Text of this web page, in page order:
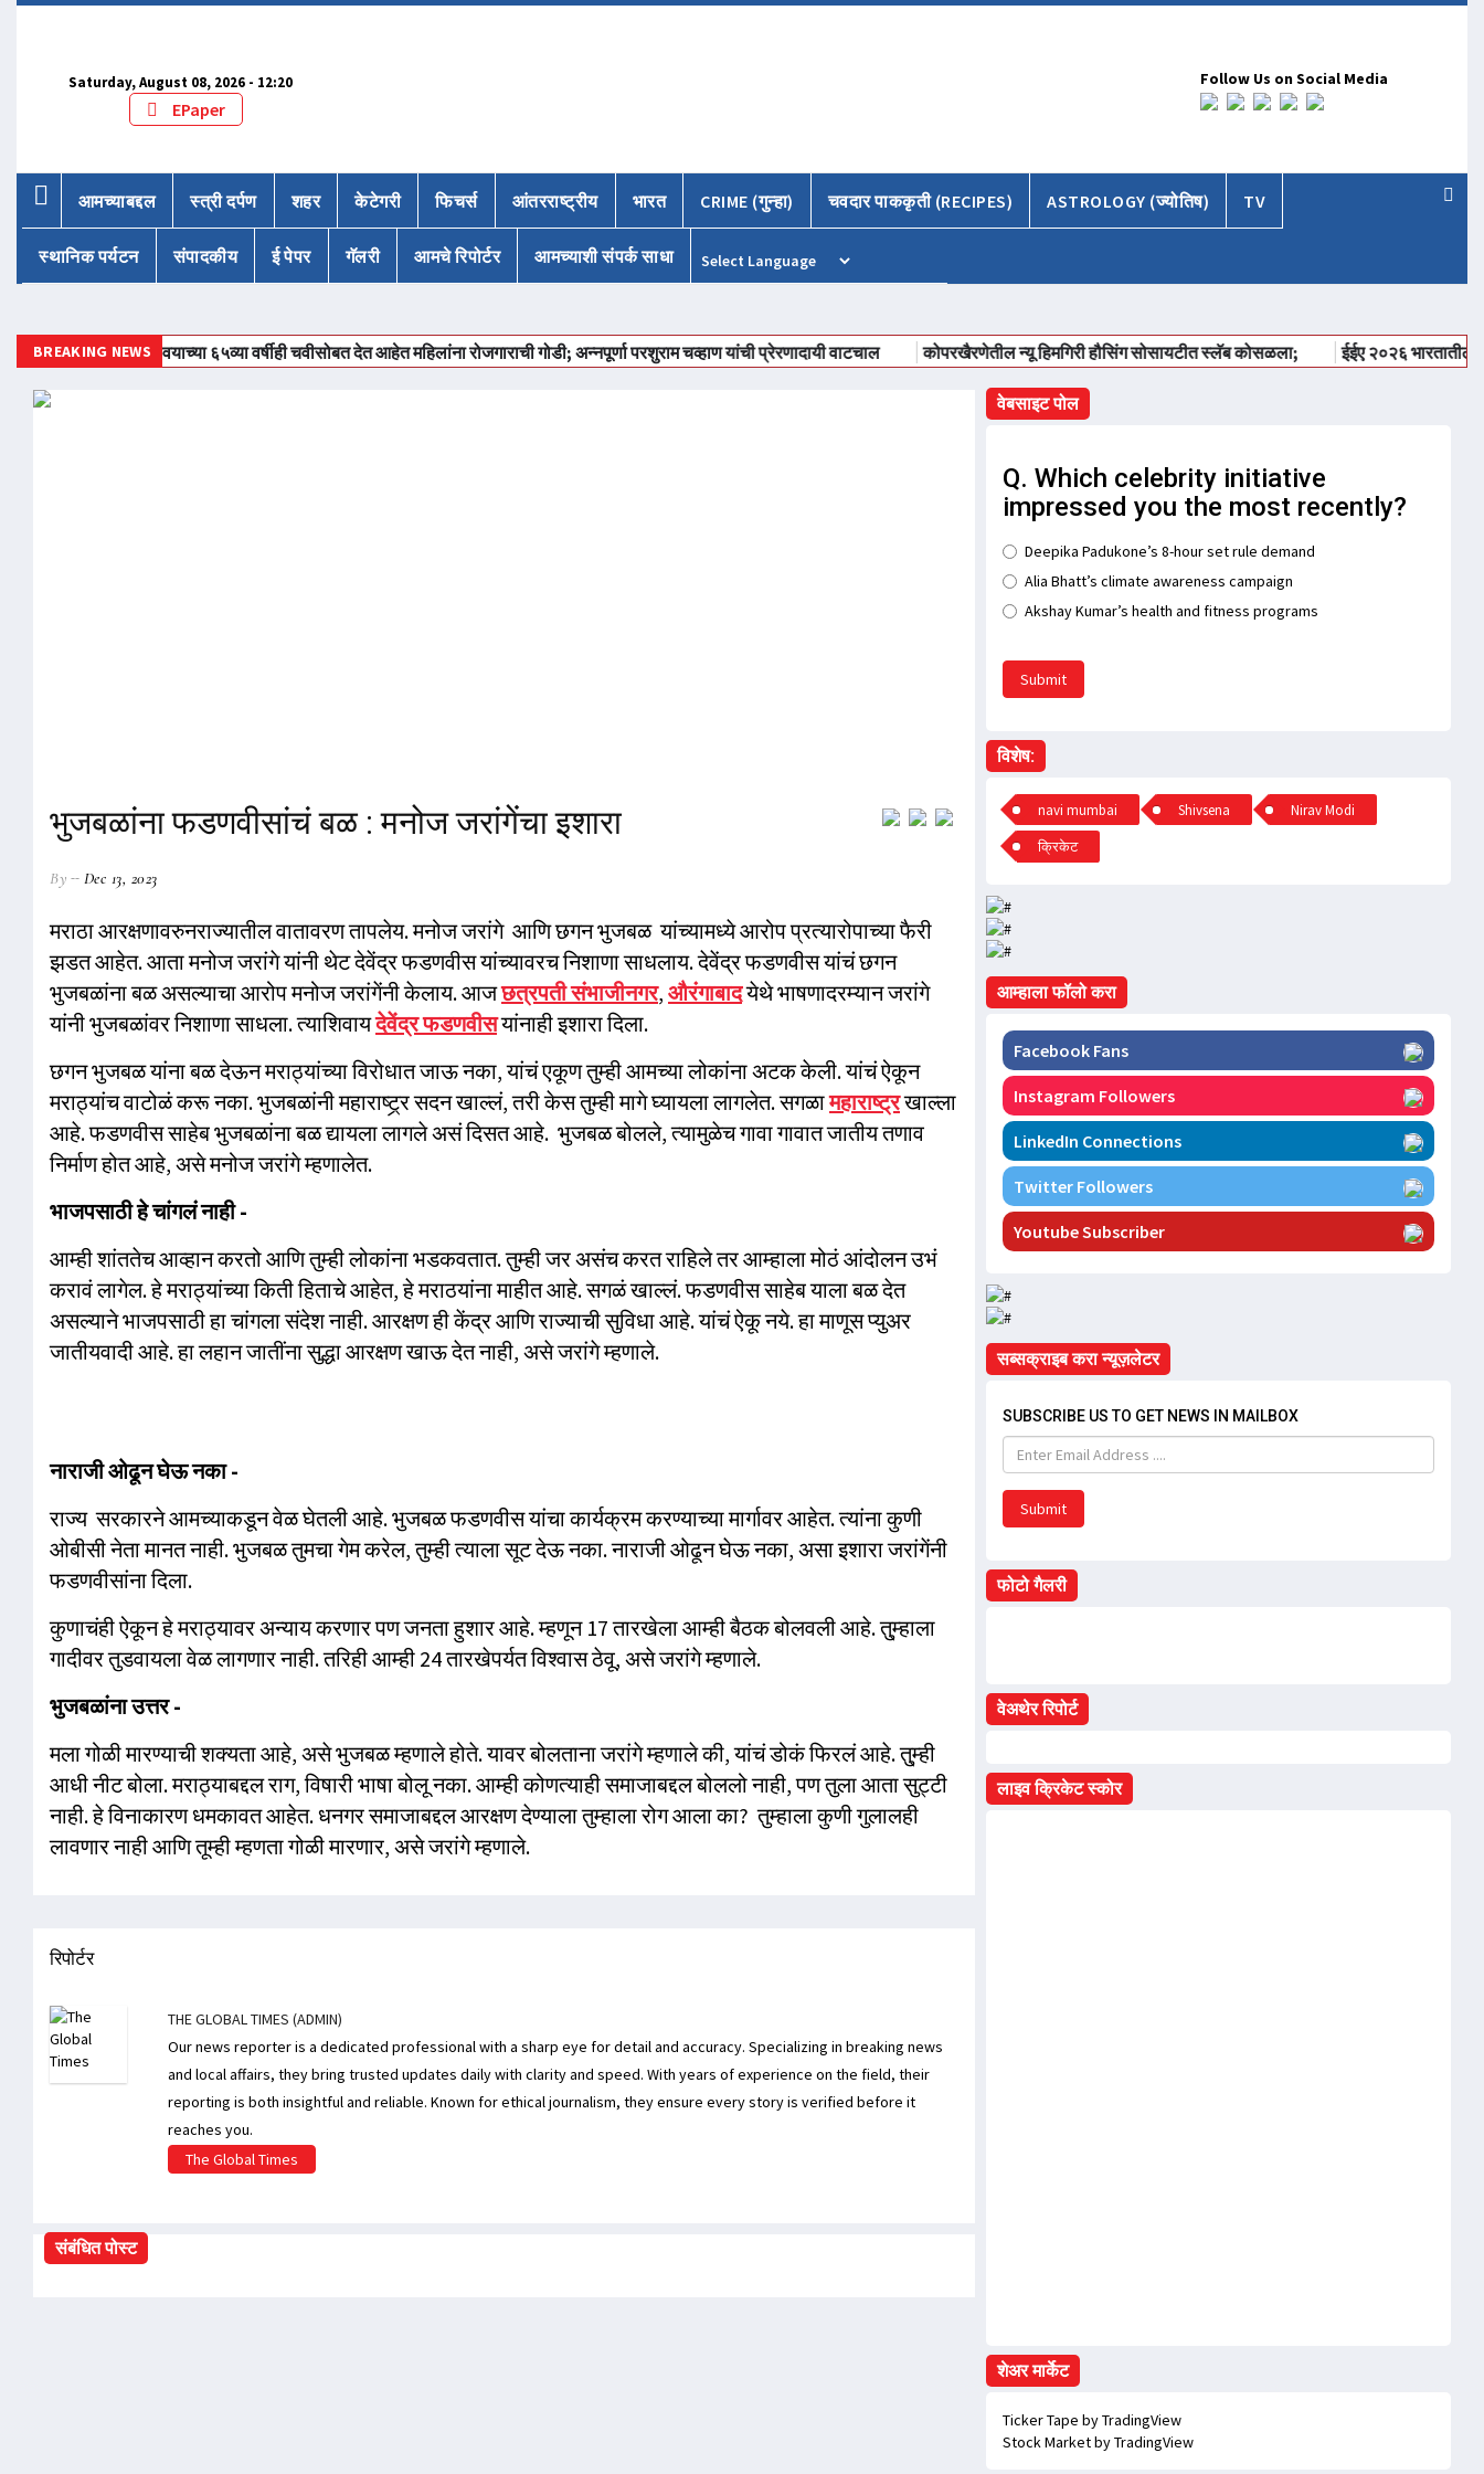
Saturday, August 08, 2026 - 12:20
EPaper
Follow Us on Social Media
आमच्याबद्दल स्त्री दर्पण शहर केटेगरी फिचर्स आंतरराष्ट्रीय भारत CRIME (गुन्हा) चवदार पाककृती (RECIPES) ASTROLOGY (ज्योतिष) TV
स्थानिक पर्यटन संपादकीय ई पेपर गॅलरी आमचे रिपोर्टर आमच्याशी संपर्क साधा
BREAKING NEWSवयाच्या ६५व्या वर्षीही चवीसोबत देत आहेत महिलांना रोजगाराची गोडी; अन्नपूर्णा परशुराम चव्हाण यांची प्रेरणादायी वाटचाल कोपरखैरणेतील न्यू हिमगिरी हौसिंग सोसायटीत स्लॅब कोसळला; ईईए २०२६ भारतातील
भुजबळांना फडणवीसांचं बळ : मनोज जरांगेंचा इशारा
By Dec 13, 2023
मराठा आरक्षणावरुनराज्यातील वातावरण तापलेय. मनोज जरांगे आणि छगन भुजबळ यांच्यामध्ये आरोप प्रत्यारोपाच्या फैरी
झडत आहेत. आता मनोज जरांगे यांनी थेट देवेंद्र फडणवीस यांच्यावरच निशाणा साधलाय. देवेंद्र फडणवीस यांचं छगन
भुजबळांना बळ असल्याचा आरोप मनोज जरांगेंनी केलाय. आजछत्रपती संभाजीनगर, औरंगाबादयेथे भाषणादरम्यान जरांगे
यांनी भुजबळांवर निशाणा साधला. त्याशिवायदेवेंद्र फडणवीसयांनाही इशारा दिला.
छगन भुजबळ यांना बळ देऊन मराठ्यांच्या विरोधात जाऊ नका, यांचं एकूण तुम्ही आमच्या लोकांना अटक केली. यांचं ऐकून
मराठ्यांच वाटोळं करू नका. भुजबळांनी महाराष्ट्र्र सदन खाल्लं, तरी केस तुम्ही मागे घ्यायला लागलेत. सगळामहाराष्ट्रखाल्ला
आहे. फडणवीस साहेब भुजबळांना बळ द्यायला लागले असं दिसत आहे. भुजबळ बोलले, त्यामुळेच गावा गावात जातीय तणाव
निर्माण होत आहे, असे मनोज जरांगे म्हणालेत.
भाजपसाठी हे चांगलं नाही -
आम्ही शांततेच आव्हान करतो आणि तुम्ही लोकांना भडकवतात. तुम्ही जर असंच करत राहिले तर आम्हाला मोठं आंदोलन उभं
करावं लागेल. हे मराठ्यांच्या किती हिताचे आहेत, हे मराठयांना माहीत आहे. सगळं खाल्लं. फडणवीस साहेब याला बळ देत
असल्याने भाजपसाठी हा चांगला संदेश नाही. आरक्षण ही केंद्र आणि राज्याची सुविधा आहे. यांचं ऐकू नये. हा माणूस प्युअर
जातीयवादी आहे. हा लहान जातींना सुद्धा आरक्षण खाऊ देत नाही, असे जरांगे म्हणाले.
नाराजी ओढून घेऊ नका -
राज्य सरकारने आमच्याकडून वेळ घेतली आहे. भुजबळ फडणवीस यांचा कार्यक्रम करण्याच्या मार्गावर आहेत. त्यांना कुणी
ओबीसी नेता मानत नाही. भुजबळ तुमचा गेम करेल, तुम्ही त्याला सूट देऊ नका. नाराजी ओढून घेऊ नका, असा इशारा जरांगेंनी
फडणवीसांना दिला.
कुणाचंही ऐकून हे मराठ्यावर अन्याय करणार पण जनता हुशार आहे. म्हणून 17 तारखेला आम्ही बैठक बोलवली आहे. तु्म्हाला
गादीवर तुडवायला वेळ लागणार नाही. तरिही आम्ही 24 तारखेपर्यत विश्वास ठेवू, असे जरांगे म्हणाले.
भुजबळांना उत्तर -
मला गोळी मारण्याची शक्यता आहे, असे भुजबळ म्हणाले होते. यावर बोलताना जरांगे म्हणाले की, यांचं डोकं फिरलं आहे. तु्म्ही
आधी नीट बोला. मराठ्याबद्दल राग, विषारी भाषा बोलू नका. आम्ही कोणत्याही समाजाबद्दल बोललो नाही, पण तुला आता सुट्टी
नाही. हे विनाकारण धमकावत आहेत. धनगर समाजाबद्दल आरक्षण देण्याला तुम्हाला रोग आला का? तुम्हाला कुणी गुलालही
लावणार नाही आणि तूम्ही म्हणता गोळी मारणार, असे जरांगे म्हणाले.
रिपोर्टर
THE GLOBAL TIMES (ADMIN)
Our news reporter is a dedicated professional with a sharp eye for detail and accuracy. Specializing in breaking news
and local affairs, they bring trusted updates daily with clarity and speed. With years of experience on the field, their
reporting is both insightful and reliable. Known for ethical journalism, they ensure every story is verified before it
reaches you.
The Global Times
संबंधित पोस्ट
वेबसाइट पोल
Q. Which celebrity initiative
impressed you the most recently?
Deepika Padukone’s 8-hour set rule demand
Alia Bhatt’s climate awareness campaign
Akshay Kumar’s health and fitness programs
Submit
विशेष:
navi mumbai Shivsena
Nirav Modi
क्रिकेट
आम्हाला फॉलो करा
Facebook Fans
Instagram Followers
LinkedIn Connections
Twitter Followers
Youtube Subscriber
सब्सक्राइब करा न्यूज़लेटर
SUBSCRIBE US TO GET NEWS IN MAILBOX
Submit
फोटो गैलरी
वेअथेर रिपोर्ट
लाइव क्रिकेट स्कोर
शेअर मार्केट
Ticker Tape by TradingView
Stock Marketby TradingView